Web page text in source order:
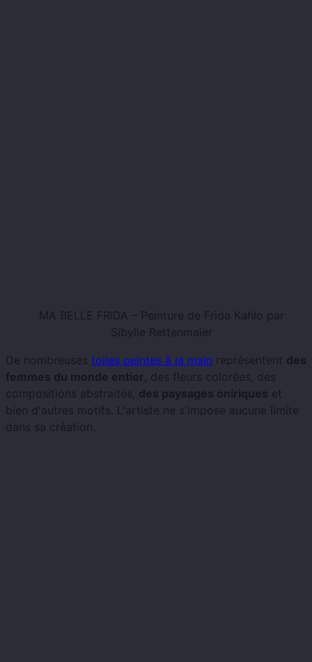
MA BELLE FRIDA – Peinture de Frida Kahlo par
Sibylle Rettenmaier
De nombreuses toiles peintes à la main représentent des
femmes du monde entier, des fleurs colorées, des
compositions abstraites, des paysages oniriques et
bien d'autres motifs. L'artiste ne s'impose aucune limite
dans sa création.